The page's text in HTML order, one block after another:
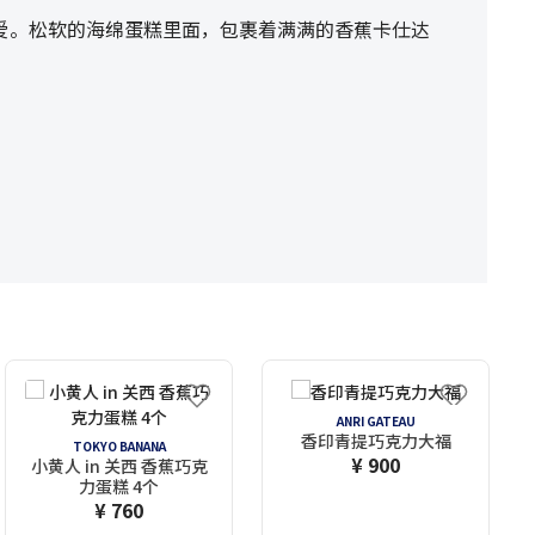
松软的海绵蛋糕里面，包裹着满满的香蕉卡仕达
TOKYO BANANA
小黄人 in 关西 香蕉巧克
力蛋糕 4个
¥ 760
ANRI GATEAU
香印青提巧克力大福
¥ 900